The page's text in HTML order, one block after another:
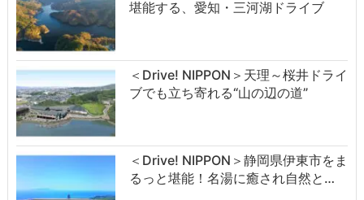
堪能する、愛知・三河湖ドライブ
＜Drive! NIPPON＞天理～桜井ドライ
ブでも立ち寄れる“山の辺の道”
＜Drive! NIPPON＞静岡県伊東市をま
るっと堪能！名湯に癒され自然と…